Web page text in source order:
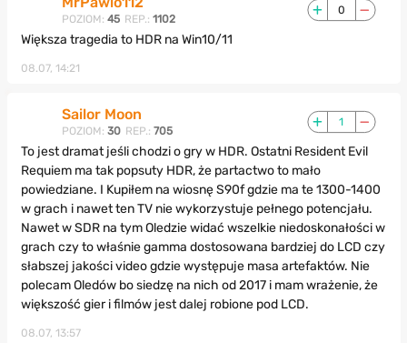
POZIOM: 45 REP.: 1102
0
Większa tragedia to HDR na Win10/11
08.07, 14:21
Sailor Moon
POZIOM: 30 REP.: 705
1
To jest dramat jeśli chodzi o gry w HDR. Ostatni Resident Evil
Requiem ma tak popsuty HDR, że partactwo to mało
powiedziane. I Kupiłem na wiosnę S90f gdzie ma te 1300-1400
w grach i nawet ten TV nie wykorzystuje pełnego potencjału.
Nawet w SDR na tym Oledzie widać wszelkie niedoskonałości w
grach czy to właśnie gamma dostosowana bardziej do LCD czy
słabszej jakości video gdzie występuje masa artefaktów. Nie
polecam Oledów bo siedzę na nich od 2017 i mam wrażenie, że
większość gier i filmów jest dalej robione pod LCD.
08.07, 13:57